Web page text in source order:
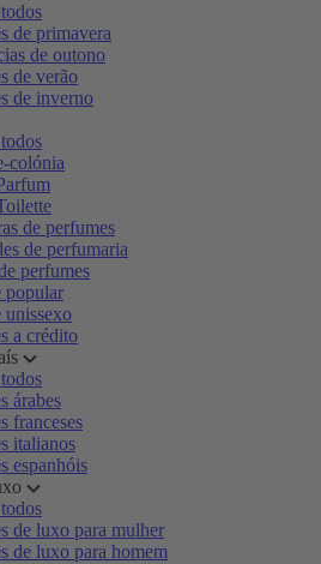
de primavera
de outono
de verão
de inverno
colónia
de perfumes
de perfumaria
perfumes
popular
unissexo
a crédito
árabes
franceses
italianos
espanhóis
de luxo para mulher
de luxo para homem